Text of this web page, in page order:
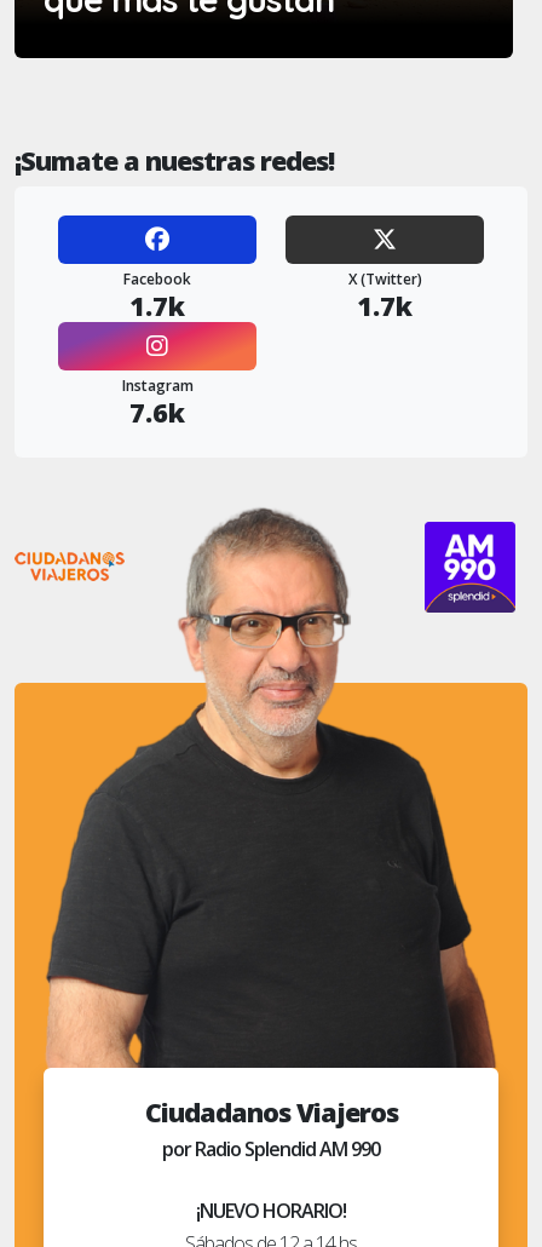
¡Sumate a nuestras redes!
Facebook
1.7k
X (Twitter)
1.7k
Instagram
7.6k
Ciudadanos Viajeros
por Radio Splendid AM 990
¡NUEVO HORARIO!